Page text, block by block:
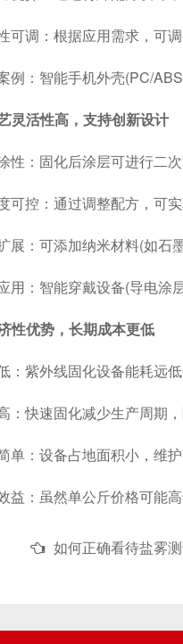
调：根据应用需求，可调
：智能手机外壳(PC/ABS
灵活性高，支持创新设计
：固化后涂层可进行二次
控：通过调整配方，可实
：可添加纳米材料(如石墨
：智能穿戴设备(导电涂层
性优势，长期成本更低
紫外线固化设备能耗远低
快速固化减少生产周期，
：设备占地面积小，维护
：虽然单公斤价格可能高
如何正确看待盐雾